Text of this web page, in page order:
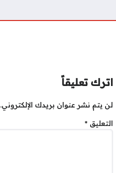
اترك تعليقاً
لن يتم نشر عنوان بريدك الإلكتروني.
التعليق *